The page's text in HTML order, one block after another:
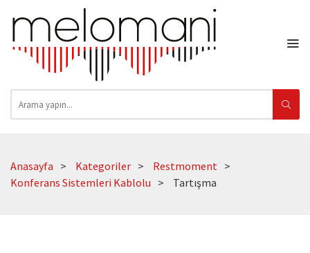
Anasayfa Kategoriler
Restmoment
Konferans Sistemleri Kablolu
Tartışma